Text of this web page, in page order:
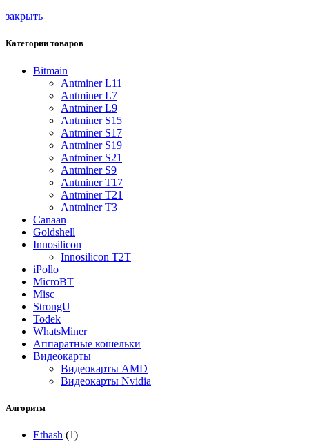
закрыть
Категории товаров
Bitmain
Antminer L11
Antminer L7
Antminer L9
Antminer S15
Antminer S17
Antminer S19
Antminer S21
Antminer S9
Antminer T17
Antminer T21
Antminer T3
Canaan
Goldshell
Innosilicon
Innosilicon T2T
iPollo
MicroBT
Misc
StrongU
Todek
WhatsMiner
Аппаратные кошельки
Видеокарты
Видеокарты AMD
Видеокарты Nvidia
Алгоритм
Ethash (1)